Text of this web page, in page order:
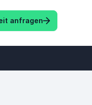
anfragen